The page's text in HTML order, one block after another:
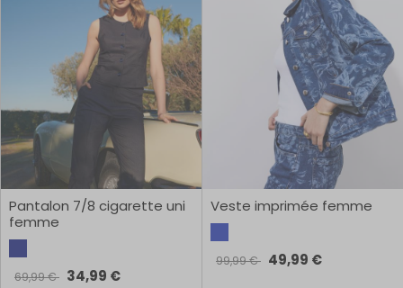
Pantalon 7/8 cigarette uni
femme
69,99 € 34,99 €
Veste imprimée femme
99,99 € 49,99 €